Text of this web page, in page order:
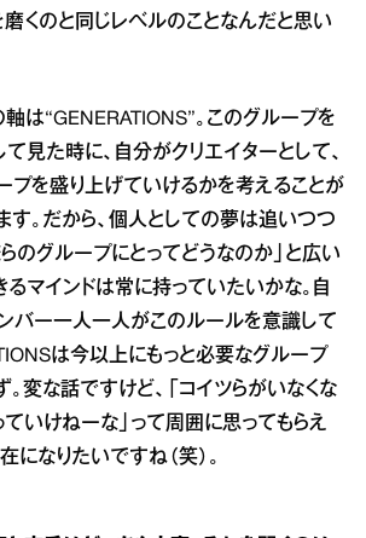
磨くのと同じレベルのことなんだと思い
軸は“GENERATIONS”。このグループを
見た時に、自分がクリエイターとして、
プを盛り上げていけるかを考えることが
す。だから、個人としての夢は追いつつ
のグループにとってどうなのか」と広い
るマインドは常に持っていたいかな。自
ンバー一人一人がこのルールを意識して
は今以上にもっと必要なグループ
変な話ですけど、「コイツらがいなくな
ていけねーな」って周囲に思ってもらえ
になりたいですね（笑）。